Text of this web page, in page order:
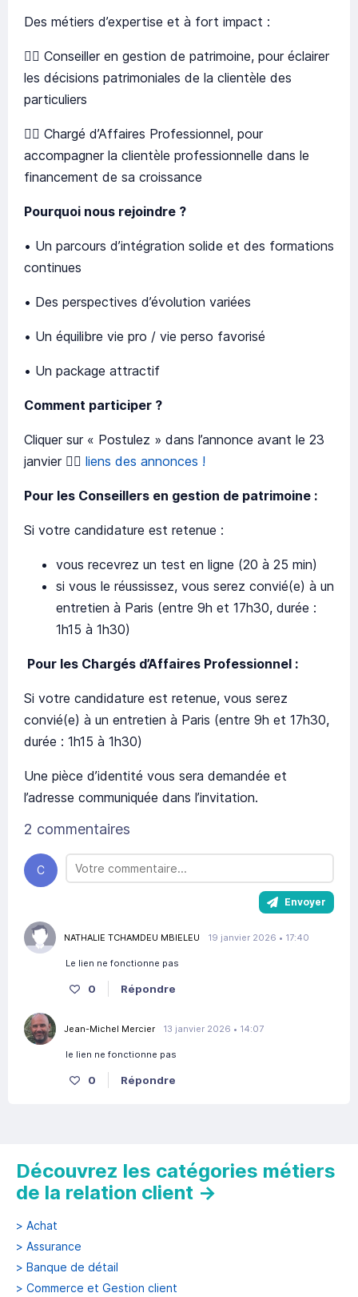
Des métiers d’expertise et à fort impact :
👉🏽 Conseiller en gestion de patrimoine, pour éclairer
les décisions patrimoniales de la clientèle des
particuliers
👉🏽 Chargé d’Affaires Professionnel, pour
accompagner la clientèle professionnelle dans le
financement de sa croissance
Pourquoi nous rejoindre ?
• Un parcours d’intégration solide et des formations
continues
• Des perspectives d’évolution variées
• Un équilibre vie pro / vie perso favorisé
• Un package attractif
Comment participer ?
Cliquer sur « Postulez » dans l’annonce avant le 23
janvier 👉🏽 liens des annonces !
Pour les Conseillers en gestion de patrimoine :
Si votre candidature est retenue :
vous recevrez un test en ligne (20 à 25 min)
si vous le réussissez, vous serez convié(e) à un
entretien à Paris (entre 9h et 17h30, durée :
1h15 à 1h30)
Pour les Chargés d’Affaires Professionnel :
Si votre candidature est retenue, vous serez
convié(e) à un entretien à Paris (entre 9h et 17h30,
durée : 1h15 à 1h30)
Une pièce d’identité vous sera demandée et
l’adresse communiquée dans l’invitation.
2 commentaires
C
Envoyer
NATHALIE TCHAMDEU MBIELEU 19 janvier 2026 • 17:40
Le lien ne fonctionne pas
0 Répondre
Jean-Michel Mercier 13 janvier 2026 • 14:07
le lien ne fonctionne pas
0 Répondre
Découvrez les catégories métiers
de la relation client →
> Achat
> Assurance
> Banque de détail
> Commerce et Gestion client